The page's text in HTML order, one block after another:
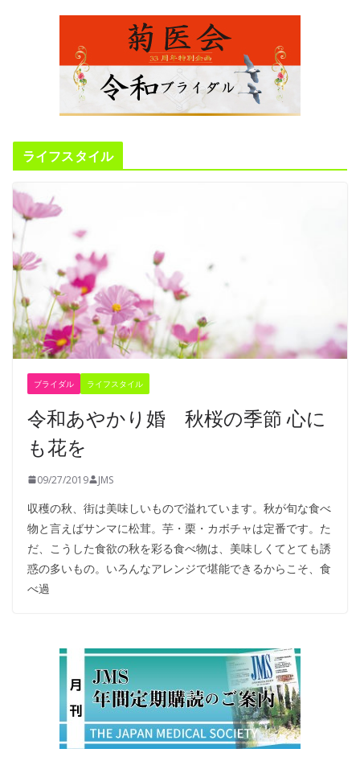
ライフスタイル
ブライダル ライフスタイル
令和あやかり婚 秋桜の季節 心に
も花を
09/27/2019 JMS
収穫の秋、街は美味しいもので溢れています。秋が旬な食べ
物と言えばサンマに松茸。芋・栗・カボチャは定番です。た
だ、こうした食欲の秋を彩る食べ物は、美味しくてとても誘
惑の多いもの。いろんなアレンジで堪能できるからこそ、食
べ過